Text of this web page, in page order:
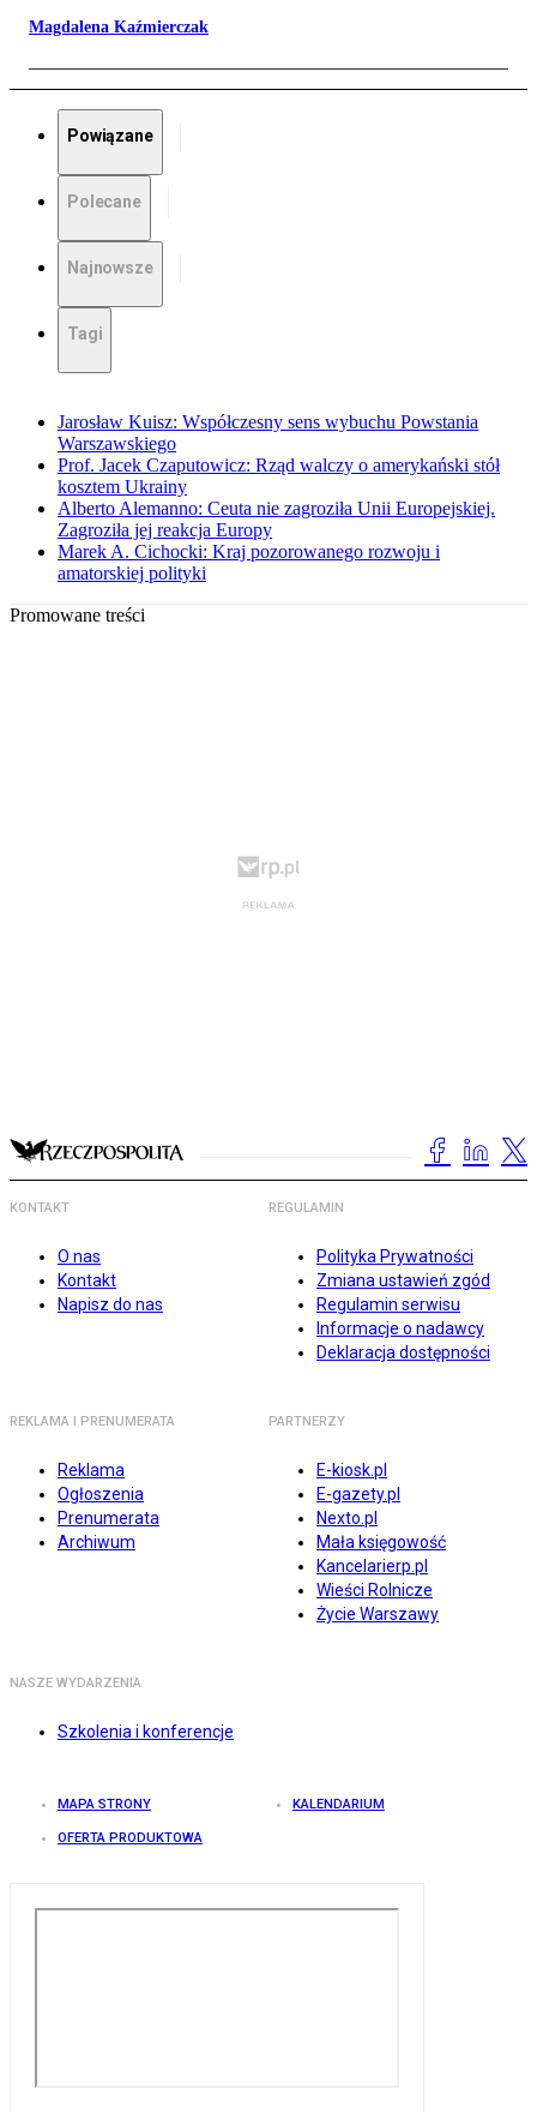
Magdalena Kaźmierczak
Powiązane
Polecane
Najnowsze
Tagi
Jarosław Kuisz: Współczesny sens wybuchu Powstania
Warszawskiego
Prof. Jacek Czaputowicz: Rząd walczy o amerykański stół
kosztem Ukrainy
Alberto Alemanno: Ceuta nie zagroziła Unii Europejskiej.
Zagroziła jej reakcja Europy
Marek A. Cichocki: Kraj pozorowanego rozwoju i
amatorskiej polityki
Promowane treści
KONTAKT
O nas
Kontakt
Napisz do nas
REGULAMIN
Polityka Prywatności
Zmiana ustawień zgód
Regulamin serwisu
Informacje o nadawcy
Deklaracja dostępności
REKLAMA I PRENUMERATA
Reklama
Ogłoszenia
Prenumerata
Archiwum
PARTNERZY
E-kiosk.pl
E-gazety.pl
Nexto.pl
Mała księgowość
Kancelarierp.pl
Wieści Rolnicze
Życie Warszawy
NASZE WYDARZENIA
Szkolenia i konferencje
MAPA STRONY KALENDARIUM
OFERTA PRODUKTOWA